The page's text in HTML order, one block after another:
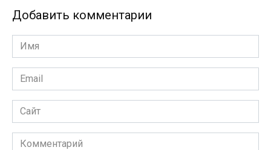
Добавить комментарии
Имя
Email
Сайт
Комментарий